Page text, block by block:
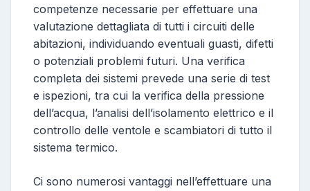
competenze necessarie per effettuare una
valutazione dettagliata di tutti i circuiti delle
abitazioni, individuando eventuali guasti, difetti
o potenziali problemi futuri. Una verifica
completa dei sistemi prevede una serie di test
e ispezioni, tra cui la verifica della pressione
dell’acqua, l’analisi dell’isolamento elettrico e il
controllo delle ventole e scambiatori di tutto il
sistema termico.
Ci sono numerosi vantaggi nell’effettuare una